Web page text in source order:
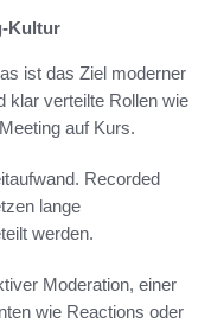
Kultur
ist das Ziel moderner
klar verteilte Rollen wie
auf Kurs.
Recorded
lange
werden.
Moderation, einer
wie Reactions oder